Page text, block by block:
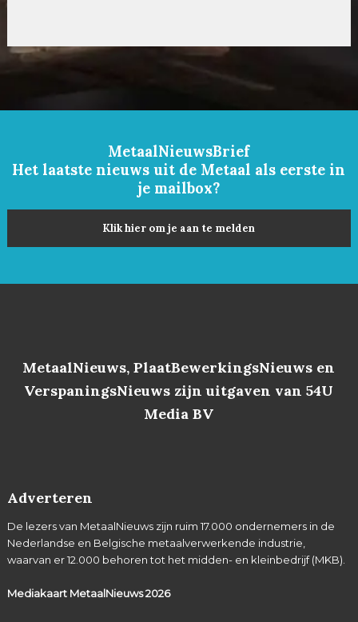
MetaalNieuwsBrief
Het laatste nieuws uit de Metaal als eerste in
je mailbox?
Klik hier om je aan te melden
MetaalNieuws, PlaatBewerkingsNieuws en
VerspaningsNieuws zijn uitgaven van 54U
Media BV
Adverteren
De lezers van MetaalNieuws zijn ruim 17.000 ondernemers in de
Nederlandse en Belgische metaalverwerkende industrie,
waarvan er 12.000 behoren tot het midden- en kleinbedrijf (MKB).
Mediakaart MetaalNieuws2026